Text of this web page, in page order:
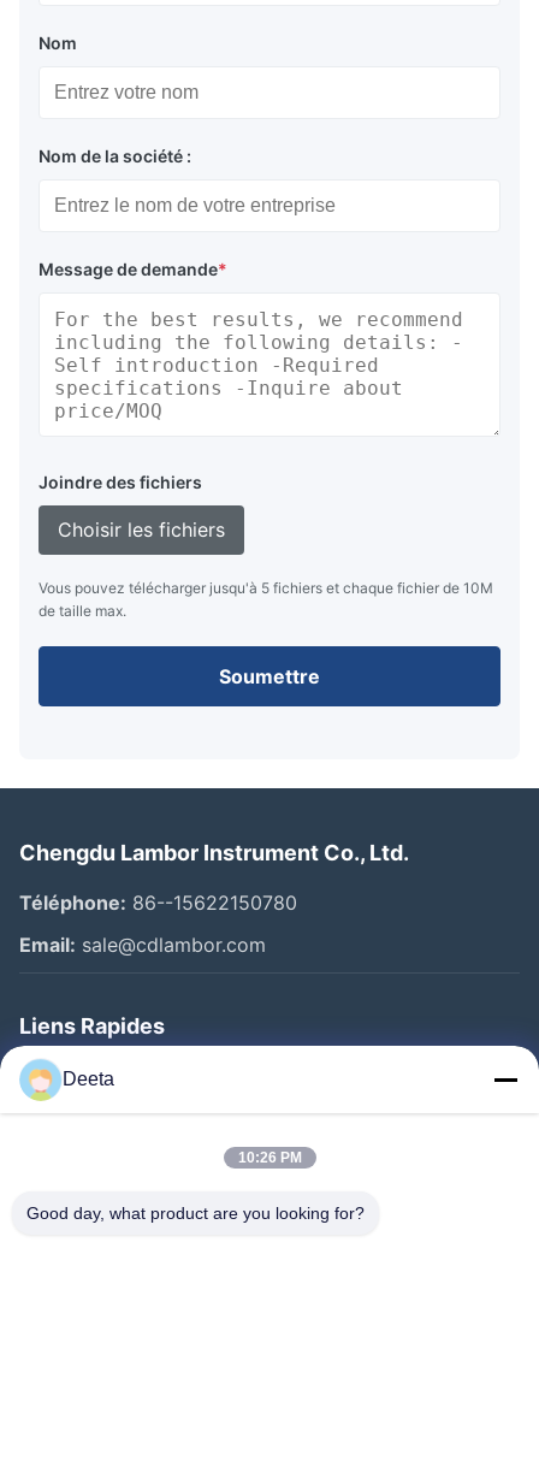
Nom
Nom de la société :
Message de demande*
Joindre des fichiers
Choisir les fichiers
Vous pouvez télécharger jusqu'à 5 fichiers et chaque fichier de 10M
de taille max.
Soumettre
Chengdu Lambor Instrument Co., Ltd.
Téléphone: 86--15622150780
Email: sale@cdlambor.com
Liens Rapides
Aperçu
Produits
Visite D'usine
Deeta
10:26 PM
Good day, what product are you looking for?